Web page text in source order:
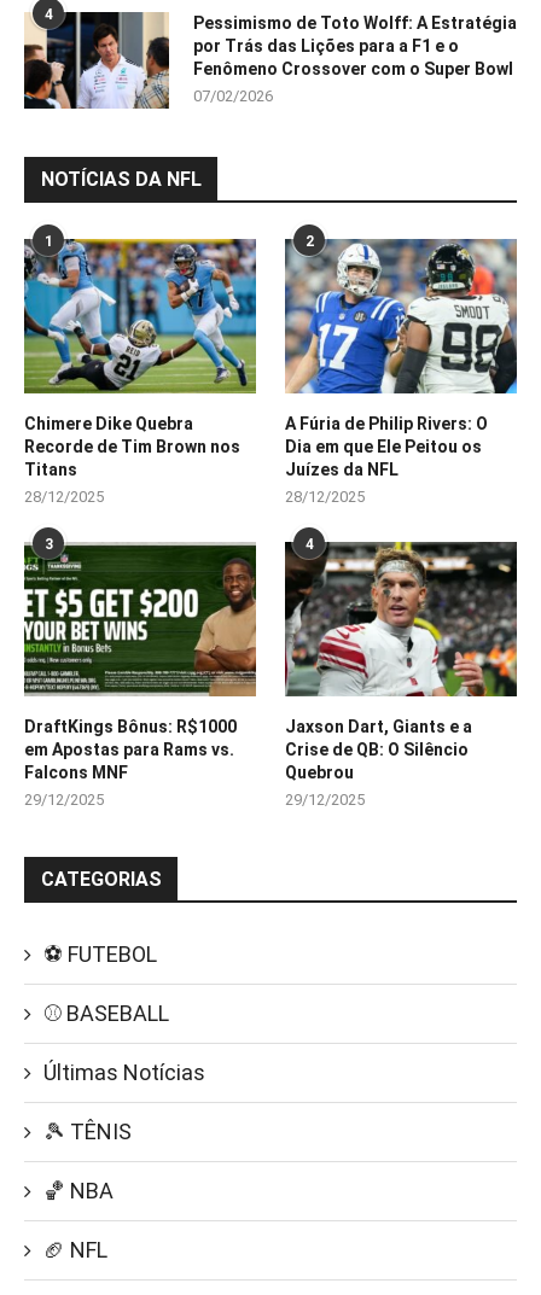
4
Pessimismo de Toto Wolff: A Estratégia
por Trás das Lições para a F1 e o
Fenômeno Crossover com o Super Bowl
07/02/2026
NOTÍCIAS DA NFL
1
Chimere Dike Quebra
Recorde de Tim Brown nos
Titans
28/12/2025
2
A Fúria de Philip Rivers: O
Dia em que Ele Peitou os
Juízes da NFL
28/12/2025
3
DraftKings Bônus: R$1000
em Apostas para Rams vs.
Falcons MNF
29/12/2025
4
Jaxson Dart, Giants e a
Crise de QB: O Silêncio
Quebrou
29/12/2025
CATEGORIAS
⚽ FUTEBOL
⚾ BASEBALL
Últimas Notícias
🎾 TÊNIS
🏀 NBA
🏈 NFL